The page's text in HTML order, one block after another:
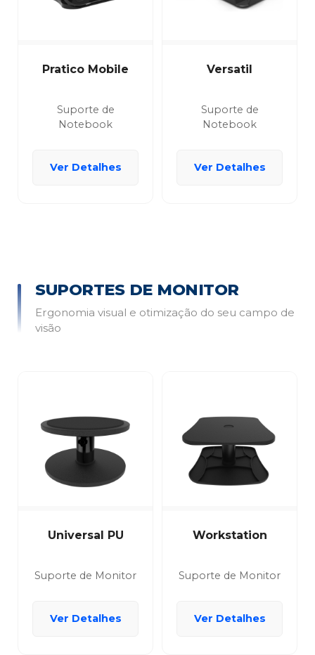
Pratico Mobile
Suporte de
Notebook
Ver Detalhes
Versatil
Suporte de
Notebook
Ver Detalhes
SUPORTES DE MONITOR
Ergonomia visual e otimização do seu campo de
visão
Universal PU
Suporte de Monitor
Ver Detalhes
Workstation
Suporte de Monitor
Ver Detalhes